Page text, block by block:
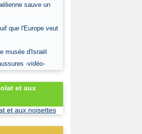
sauve un
que l'Europe veut
musée d'Israël
-vidéo-
et aux